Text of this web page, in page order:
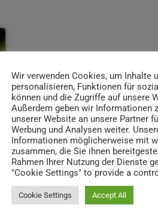
Wir verwenden Cookies, um Inhalte
personalisieren, Funktionen für
können und die Zugriffe auf unsere
Außerdem geben wir Informationen
unserer Website an unsere Partner
Werbung und Analysen weiter.
Informationen möglicherweise mit
zusammen, die Sie ihnen
Rahmen Ihrer Nutzung der Dienste
"Cookie Settings" to provide a
Cookie Settings Accept All